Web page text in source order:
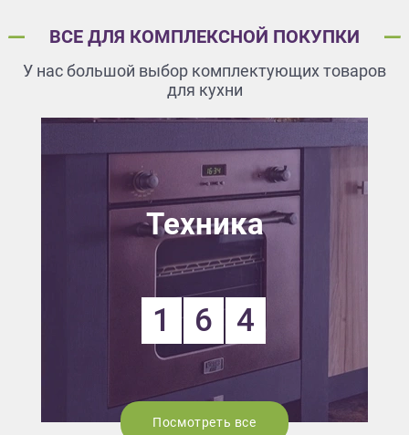
ВСЕ ДЛЯ КОМПЛЕКСНОЙ ПОКУПКИ
У нас большой выбор комплектующих товаров
для кухни
Техника
1 6 4
Посмотреть все